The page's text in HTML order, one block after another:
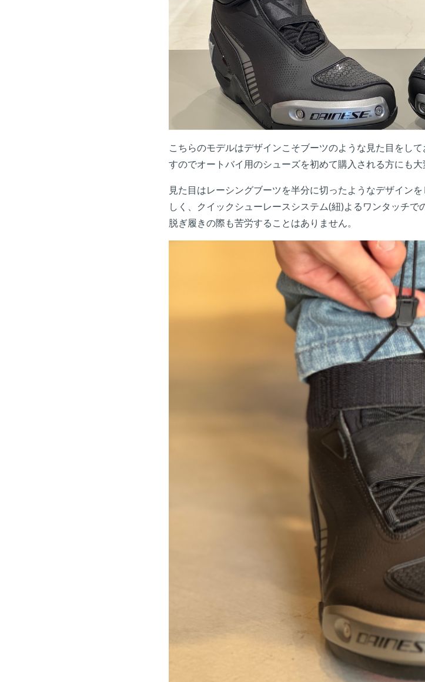
こちらのモデルはデザインこそブーツのような見た目をし
すのでオートバイ用のシューズを初めて購入される方にも大
見た目はレーシングブーツを半分に切ったようなデザイン
しく、クイックシューレースシステム(紐)よるワンタッチ
脱ぎ履きの際も苦労することはありません。